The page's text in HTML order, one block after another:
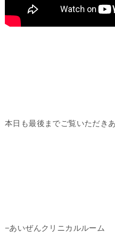
本日も最後までご覧いただき
−あいぜんクリニカルルーム